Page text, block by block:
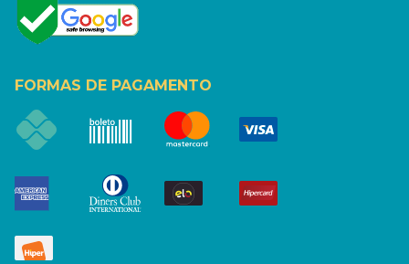
FORMAS DE PAGAMENTO